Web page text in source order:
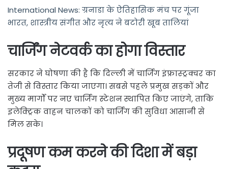
International News: ग्रनाडा के ऐतिहासिक मंच पर गूंजा
भारत, शास्त्रीय संगीत और नृत्य ने बटोरी खूब तालियां
चार्जिंग नेटवर्क का होगा विस्तार
सरकार ने घोषणा की है कि दिल्ली में चार्जिंग इंफ्रास्ट्रक्चर का
तेजी से विस्तार किया जाएगा। सबसे पहले प्रमुख सड़कों और
मुख्य मार्गों पर नए चार्जिंग स्टेशन स्थापित किए जाएंगे, ताकि
इलेक्ट्रिक वाहन चालकों को चार्जिंग की सुविधा आसानी से
मिल सके।
प्रदूषण कम करने की दिशा में बड़ा